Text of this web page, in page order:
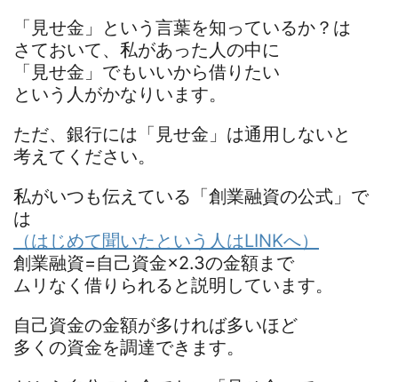
「見せ金」という言葉を知っているか？は
さておいて、私があった人の中に
「見せ金」でもいいから借りたい
という人がかなりいます。
ただ、銀行には「見せ金」は通用しないと
考えてください。
私がいつも伝えている「創業融資の公式」で
は
（はじめて聞いたという人はLINKへ）
創業融資=自己資金×2.3の金額まで
ムリなく借りられると説明しています。
自己資金の金額が多ければ多いほど
多くの資金を調達できます。